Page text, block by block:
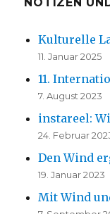
Kulturelle
11. Januar 2025
11.
7. August 2023
instareel:
24. Februar
Den Wind
19. Januar 2023
Mit Wind